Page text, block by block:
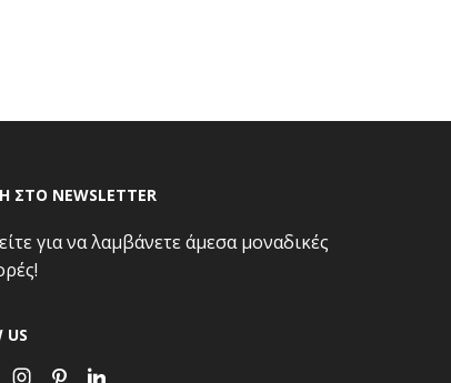
ΣΤΟ NEWSLETTER
για να λαμβάνετε άμεσα μοναδικές
US